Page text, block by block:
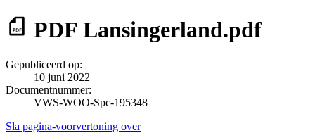
PDF Lansingerland.pdf
Gepubliceerd op:
10 juni 2022
Documentnummer:
VWS-WOO-Spc-195348
Sla pagina-voorvertoning over